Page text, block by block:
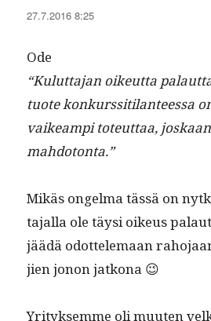
27.7.2016 8:25
Ode
“Kulut­ta­jan oikeut­ta
tuote konkurssi­ti­lanteessa
vaikeampi toteut­taa,
mahdotonta.”
Mikäs ongel­ma tässä on
ta­jal­la ole täysi oikeus
jäädä odot­tele­maan
jien jonon jatkona 😉
Yri­tyk­semme oli muuten